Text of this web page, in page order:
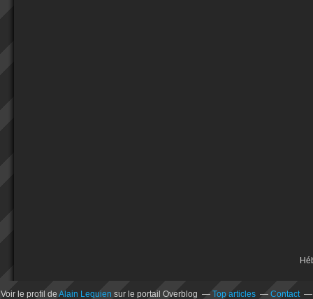
Voir le profil de Alain Lequien sur le portail Overblog Top articles Contact